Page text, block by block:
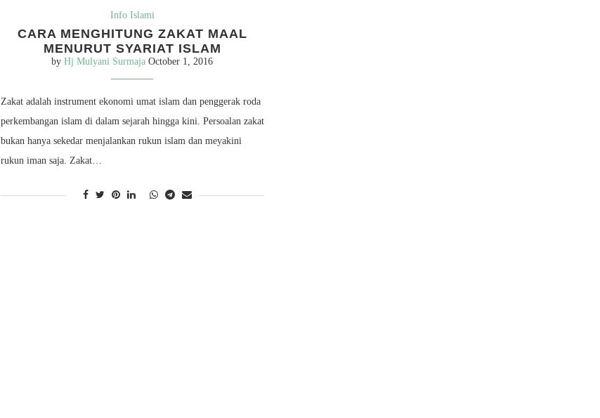
Info Islami
CARA MENGHITUNG ZAKAT MAAL
MENURUT SYARIAT ISLAM
byHj Mulyani Surmaja October 1, 2016
Zakat adalah instrument ekonomi umat islam dan penggerak roda
perkembangan islam di dalam sejarah hingga kini. Persoalan zakat
bukan hanya sekedar menjalankan rukun islam dan meyakini
rukun iman saja. Zakat…